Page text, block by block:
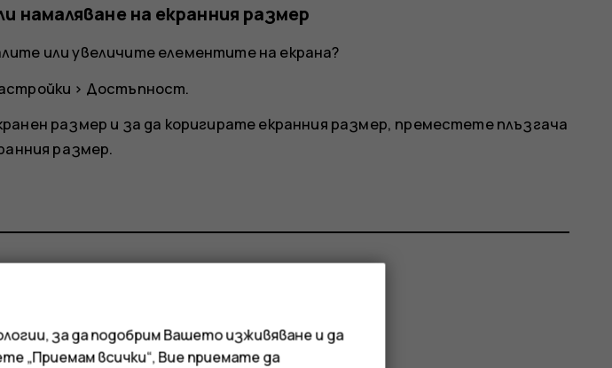
намаляване на екранния размер
или увеличите елементите на екрана?
> Достъпност.
размер и за да коригирате екранния размер, преместете плъзгача
размер.
този отговор?
за да подобрим Вашето изживяване и да
„Приемам всички“, Вие приемате да